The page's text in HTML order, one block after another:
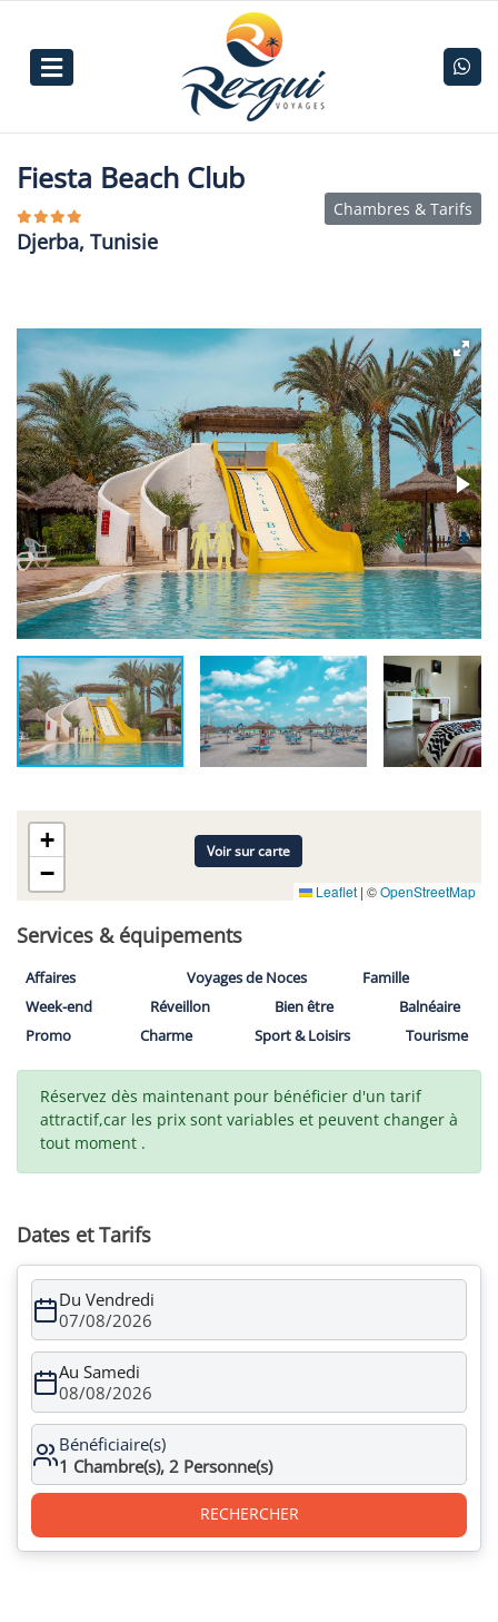
Fiesta Beach Club
Djerba, Tunisie
Chambres & Tarifs
+
−
Leaflet | ©OpenStreetMap
Voir sur carte
Services & équipements
Affaires Voyages de Noces
Famille
Week-end
Réveillon Bien être
Balnéaire
Promo
Charme Sport & Loisirs Tourisme
Réservez dès maintenant pour bénéficier d'un tarif
attractif,car les prix sont variables et peuvent changer à
tout moment .
Dates et Tarifs
Du Vendredi
07/08/2026
Au Samedi
08/08/2026
Bénéficiaire(s)
1 Chambre(s), 2 Personne(s)
RECHERCHER